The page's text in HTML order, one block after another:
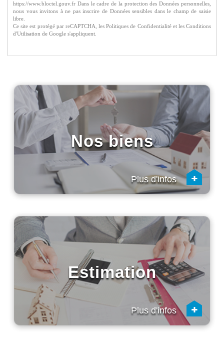
https://www.bloctel.gouv.fr Dans le cadre de la protection des Données personnelles,
nous vous invitons à ne pas inscrire de Données sensibles dans le champ de saisie
libre.
Ce site est protégé par reCAPTCHA, lesPolitiques de Confidentialitéet lesConditions
d'Utilisation de Google s'appliquent.
Nos biens
Plus d'infos +
Estimation
Plus d'infos +